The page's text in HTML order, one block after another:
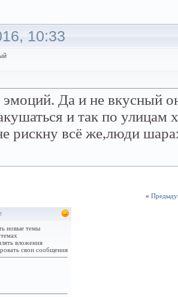
10:33
Да и не вкусный
и так по улицам
рискну всё же,люди
«
новые темы
вложения
свои сообщения